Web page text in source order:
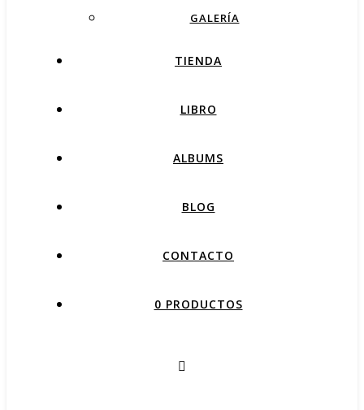
GALERÍA
TIENDA
LIBRO
ALBUMS
BLOG
CONTACTO
0 PRODUCTOS